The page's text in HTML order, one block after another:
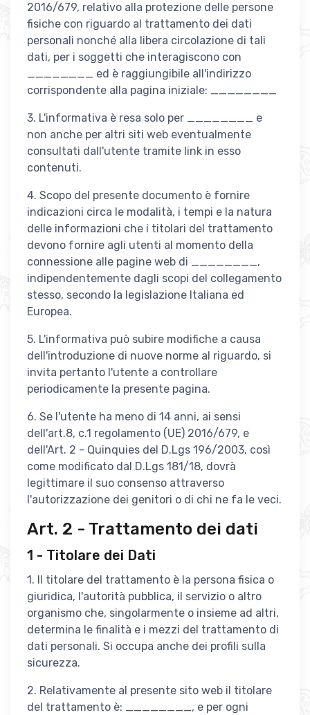
2016/679, relativo alla protezione delle persone
fisiche con riguardo al trattamento dei dati
personali nonché alla libera circolazione di tali
dati, per i soggetti che interagiscono con
________ ed è raggiungibile all'indirizzo
corrispondente alla pagina iniziale: ________
3. L'informativa è resa solo per ________ e
non anche per altri siti web eventualmente
consultati dall'utente tramite link in esso
contenuti.
4. Scopo del presente documento è fornire
indicazioni circa le modalità, i tempi e la natura
delle informazioni che i titolari del trattamento
devono fornire agli utenti al momento della
connessione alle pagine web di ________,
indipendentemente dagli scopi del collegamento
stesso, secondo la legislazione Italiana ed
Europea.
5. L'informativa può subire modifiche a causa
dell'introduzione di nuove norme al riguardo, si
invita pertanto l'utente a controllare
periodicamente la presente pagina.
6. Se l'utente ha meno di 14 anni, ai sensi
dell'art.8, c.1 regolamento (UE) 2016/679, e
dell'Art. 2 - Quinquies del D.Lgs 196/2003, così
come modificato dal D.Lgs 181/18, dovrà
legittimare il suo consenso attraverso
l'autorizzazione dei genitori o di chi ne fa le veci.
Art. 2 - Trattamento dei dati
1 - Titolare dei Dati
1. Il titolare del trattamento è la persona fisica o
giuridica, l'autorità pubblica, il servizio o altro
organismo che, singolarmente o insieme ad altri,
determina le finalità e i mezzi del trattamento di
dati personali. Si occupa anche dei profili sulla
sicurezza.
2. Relativamente al presente sito web il titolare
del trattamento è: ________, e per ogni